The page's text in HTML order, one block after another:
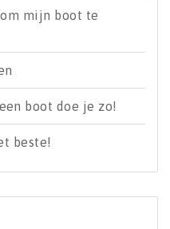
mijn boot te
boot doe je zo!
beste!